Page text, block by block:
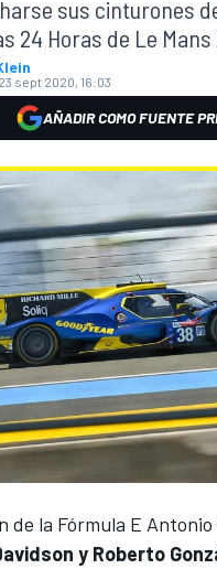
sus cinturones
24 Horas de Le Mans
23 sept 2020, 16:03
AÑADIR COMO FUENTE
de la Fórmula E Antonio
y Roberto